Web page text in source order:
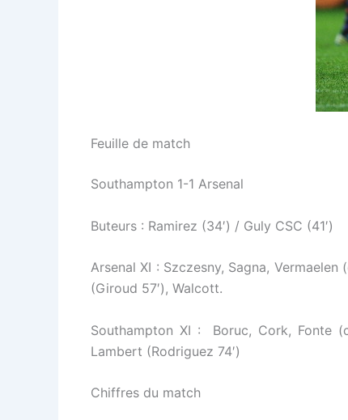
Feuille de match
Southampton 1-1 Arsenal
Buteurs : Ramirez (34′) / Guly CSC (41′)
Arsenal XI : Szczesny, Sagna,
(Giroud 57′), Walcott.
Southampton XI : Boruc, Cork, Fonte
Lambert (Rodriguez 74′)
Chiffres du match